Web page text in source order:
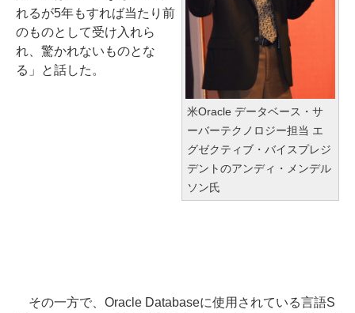
米Oracle データベース・サ
ーバーテクノロジー担当 エ
グゼクティブ・バイスプレジ
デントのアンディ・メンデル
ソン氏
れるが5年もすれば当たり前
のものとして受け入れら
れ、驚かれないものとな
る」と話した。
その一方で、Oracle Databaseに使用されている言語S